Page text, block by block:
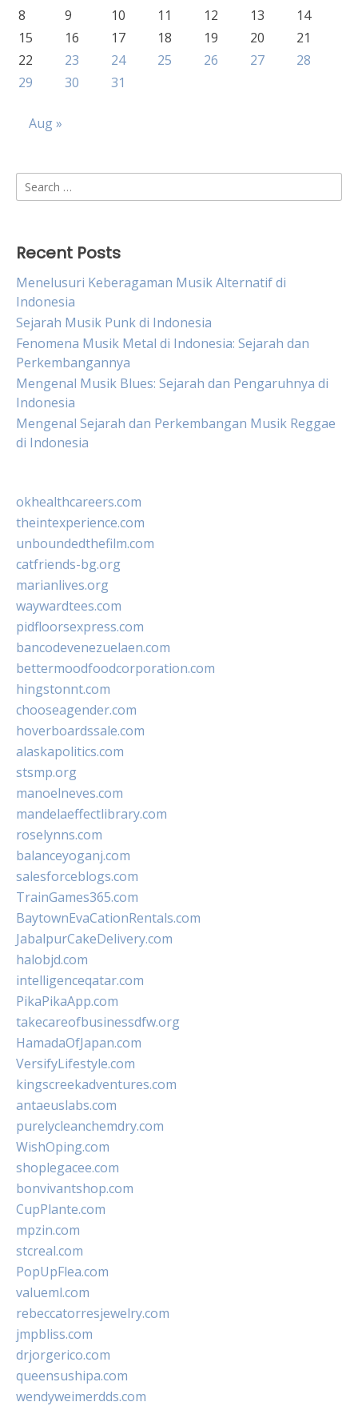
8
9 10 11 12 13
14
15
16 17 18 19 20
21
22
23 24 25 26 27
28
29
30 31
Aug »
Search
for:
Recent Posts
Menelusuri Keberagaman Musik Alternatif di
Indonesia
Sejarah Musik Punk di Indonesia
Fenomena Musik Metal di Indonesia: Sejarah dan
Perkembangannya
Mengenal Musik Blues: Sejarah dan Pengaruhnya di
Indonesia
Mengenal Sejarah dan Perkembangan Musik Reggae
di Indonesia
okhealthcareers.com
theintexperience.com
unboundedthefilm.com
catfriends-bg.org
marianlives.org
waywardtees.com
pidfloorsexpress.com
bancodevenezuelaen.com
bettermoodfoodcorporation.com
hingstonnt.com
chooseagender.com
hoverboardssale.com
alaskapolitics.com
stsmp.org
manoelneves.com
mandelaeffectlibrary.com
roselynns.com
balanceyoganj.com
salesforceblogs.com
TrainGames365.com
BaytownEvaCationRentals.com
JabalpurCakeDelivery.com
halobjd.com
intelligenceqatar.com
PikaPikaApp.com
takecareofbusinessdfw.org
HamadaOfJapan.com
VersifyLifestyle.com
kingscreekadventures.com
antaeuslabs.com
purelycleanchemdry.com
WishOping.com
shoplegacee.com
bonvivantshop.com
CupPlante.com
mpzin.com
stcreal.com
PopUpFlea.com
valueml.com
rebeccatorresjewelry.com
jmpbliss.com
drjorgerico.com
queensushipa.com
wendyweimerdds.com